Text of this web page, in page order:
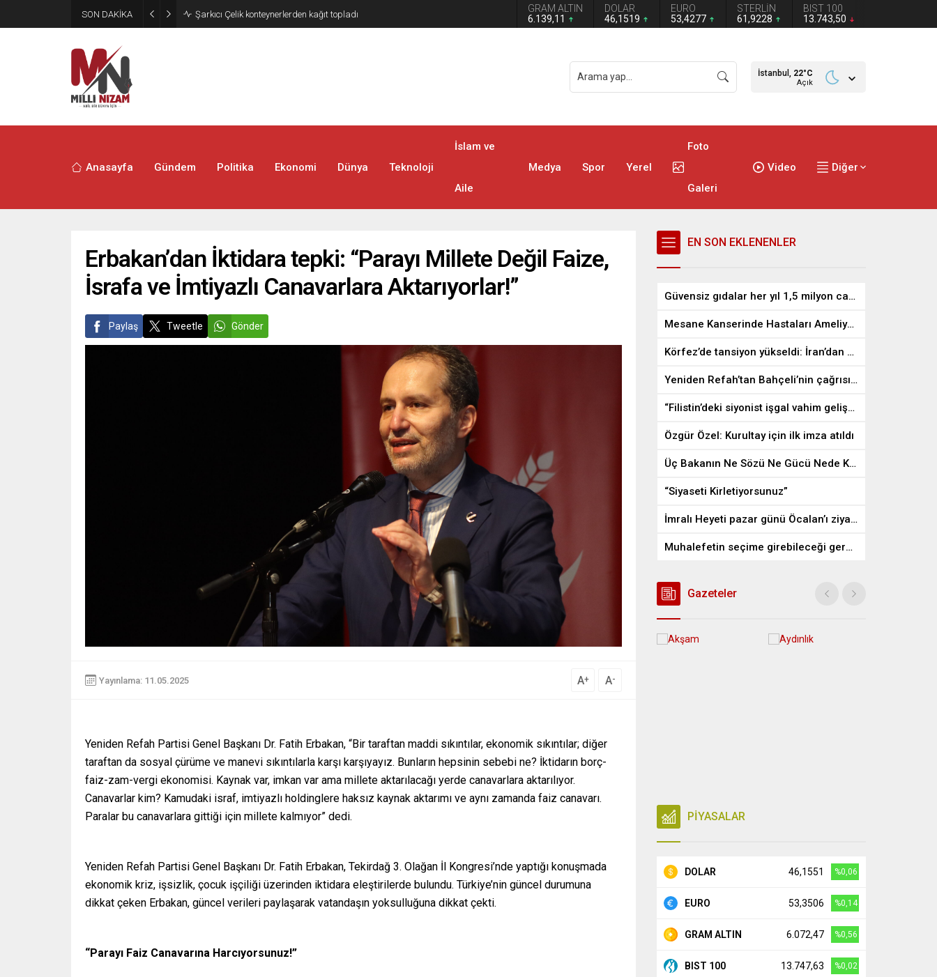
SON DAKİKA İran 2 ülkeyi birden vurdu
GRAM ALTIN
6.139,11
DOLAR
46,1519
EURO
53,4277
STERLİN
61,9228
BIST 100
13.743,50
İstanbul, 22°C
Açık
Anasayfa Gündem Politika Ekonomi Dünya Teknoloji
İslam ve
Aile
Medya Spor Yerel
Foto
Galeri
Video Diğer
Erbakan’dan İktidara tepki: “Parayı Millete Değil Faize,
İsrafa ve İmtiyazlı Canavarlara Aktarıyorlar!”
Paylaş Tweetle Gönder
Yayınlama: 11.05.2025 A+ A-
Yeniden Refah Partisi Genel Başkanı Dr. Fatih Erbakan, “Bir taraftan maddi sıkıntılar, ekonomik sıkıntılar; diğer
taraftan da sosyal çürüme ve manevi sıkıntılarla karşı karşıyayız. Bunların hepsinin sebebi ne? İktidarın borç-
faiz-zam-vergi ekonomisi. Kaynak var, imkan var ama millete aktarılacağı yerde canavarlara aktarılıyor.
Canavarlar kim? Kamudaki israf, imtiyazlı holdinglere haksız kaynak aktarımı ve aynı zamanda faiz canavarı.
Paralar bu canavarlara gittiği için millete kalmıyor” dedi.
Yeniden Refah Partisi Genel Başkanı Dr. Fatih Erbakan, Tekirdağ 3. Olağan İl Kongresi’nde yaptığı konuşmada
ekonomik kriz, işsizlik, çocuk işçiliği üzerinden iktidara eleştirilerde bulundu. Türkiye’nin güncel durumuna
dikkat çeken Erbakan, güncel verileri paylaşarak vatandaşın yoksulluğuna dikkat çekti.
“Parayı Faiz Canavarına Harcıyorsunuz!”
EN SON EKLENENLER
Güvensiz gıdalar her yıl 1,5 milyon can alıyor
Mesane Kanserinde Hastaları Ameliyattan Kurtaran İlaç
Körfez’de tansiyon yükseldi: İran’dan ABD üslerine misilleme
Yeniden Refah’tan Bahçeli’nin çağrısına destek
“Filistin’deki siyonist işgal vahim gelişmelere gebe”
Özgür Özel: Kurultay için ilk imza atıldı
Üç Bakanın Ne Sözü Ne Gücü Nede Kudreti Yetmedi
“Siyaseti Kirletiyorsunuz”
İmralı Heyeti pazar günü Öcalan’ı ziyaret edecek
Muhalefetin seçime girebileceği gerçek bir alan kalmayabilir
Gazeteler
PİYASALAR
DOLAR 46,1551 %0,06
EURO 53,3506 %0,14
GRAM ALTIN 6.072,47 %0,56
BIST 100 13.747,63 %0,02